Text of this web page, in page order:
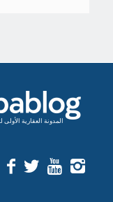
المدونة العقارية